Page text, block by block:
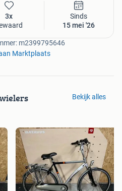
3x
Sinds
15 mei '26
m2399795646
Marktplaats
Bekijk alles